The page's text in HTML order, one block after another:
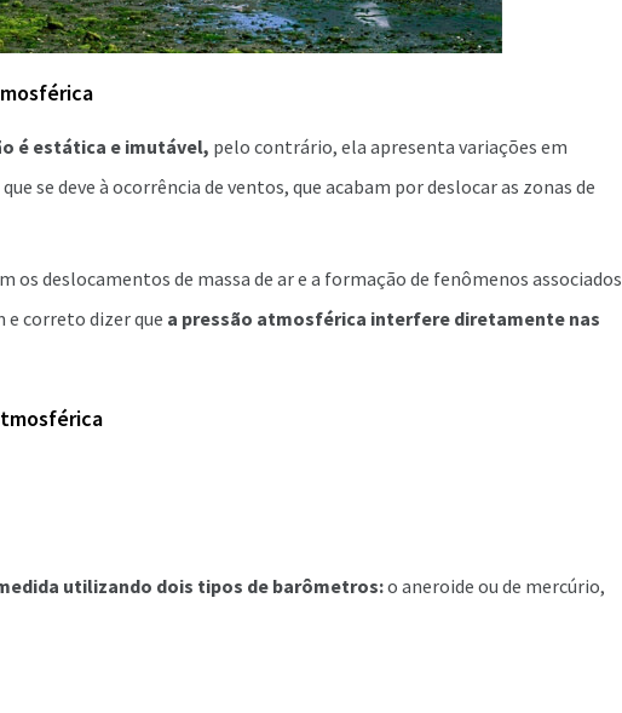
é estática e imutável, pelo contrário, ela apresenta variações em
se deve à ocorrência de ventos, que acabam por deslocar as zonas de
os deslocamentos de massa de ar e a formação de fenômenos associados
e correto dizer que a pressão atmosférica interfere diretamente nas
utilizando dois tipos de barômetros:o aneroide ou de mercúrio,